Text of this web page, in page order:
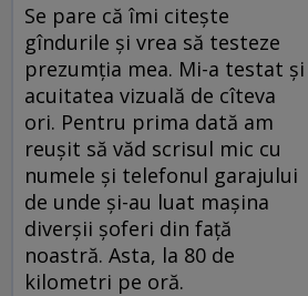
Se pare că îmi citește
gîndurile și vrea să testeze
prezumția mea. Mi-a testat și
acuitatea vizuală de cîteva
ori. Pentru prima dată am
reușit să văd scrisul mic cu
numele și telefonul garajului
de unde și-au luat mașina
diverșii șoferi din față
noastră. Asta, la 80 de
kilometri pe oră.